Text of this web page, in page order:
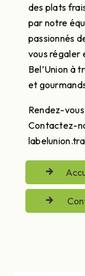
des plats
par notre
passionnés
vous régaler
Bel’Union à
et
Rendez-
Contactez-